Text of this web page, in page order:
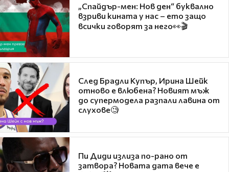
„Спайдър-мен: Нов ден“ буквално
взриви кината у нас – ето защо
всички говорят за него👀🎬
След Брадли Купър, Ирина Шейк
отново е влюбена? Новият мъж
до супермодела разпали лавина от
слухове🧐
Пи Диди излиза по-рано от
затвора? Новата дата вече е